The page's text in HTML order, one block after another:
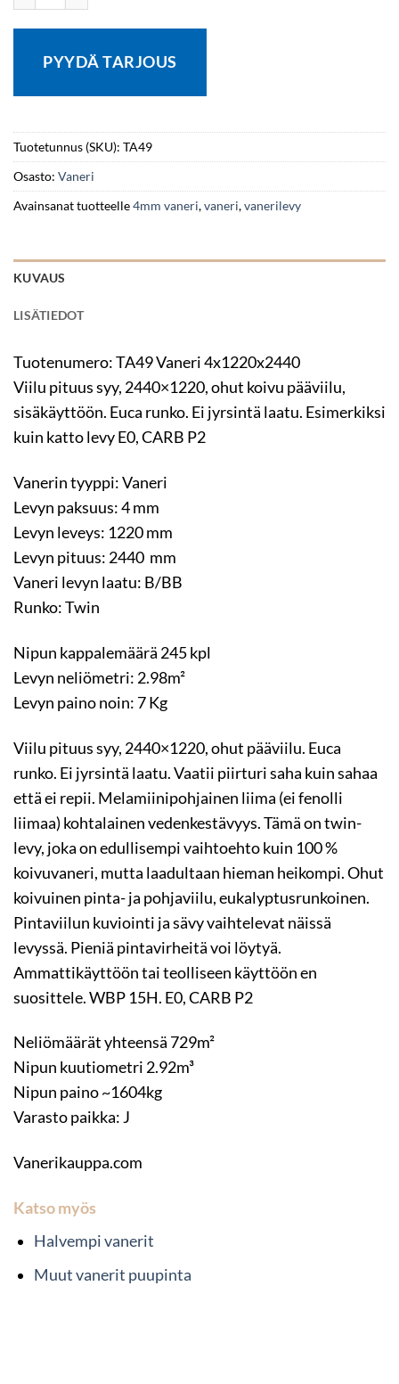
PYYDÄ TARJOUS
Tuotetunnus (SKU): TA49
Osasto: Vaneri
Avainsanat tuotteelle4mm vaneri,vaneri,vanerilevy
KUVAUS
LISÄTIEDOT
Tuotenumero: TA49 Vaneri 4x1220x2440
Viilu pituus syy, 2440×1220, ohut koivu pääviilu,
sisäkäyttöön. Euca runko. Ei jyrsintä laatu. Esimerkiksi
kuin katto levy E0, CARB P2
Vanerin tyyppi: Vaneri
Levyn paksuus: 4 mm
Levyn leveys: 1220 mm
Levyn pituus: 2440 mm
Vaneri levyn laatu: B/BB
Runko: Twin
Nipun kappalemäärä 245 kpl
Levyn neliömetri: 2.98m²
Levyn paino noin: 7 Kg
Viilu pituus syy, 2440×1220, ohut pääviilu. Euca
runko. Ei jyrsintä laatu. Vaatii piirturi saha kuin sahaa
että ei repii. Melamiinipohjainen liima (ei fenolli
liimaa) kohtalainen vedenkestävyys. Tämä on twin-
levy, joka on edullisempi vaihtoehto kuin 100 %
koivuvaneri, mutta laadultaan hieman heikompi. Ohut
koivuinen pinta- ja pohjaviilu, eukalyptusrunkoinen.
Pintaviilun kuviointi ja sävy vaihtelevat näissä
levyssä. Pieniä pintavirheitä voi löytyä.
Ammattikäyttöön tai teolliseen käyttöön en
suosittele. WBP 15H. E0, CARB P2
Neliömäärät yhteensä 729m²
Nipun kuutiometri 2.92m³
Nipun paino ~1604kg
Varasto paikka: J
Vanerikauppa.com
Katso myös
Halvempi vanerit
Muut vanerit puupinta